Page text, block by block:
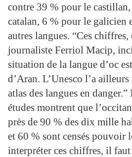
contre 39 % pour le
catalan, 6 % pour le galicien
autres langues. “Ces chiffres,
journaliste Ferriol Macip,
situation de la langue d’oc
d’Aran. L’Unesco l’a ailleurs
atlas des langues en
études montrent que
près de 90 % des dix mille
et 60 % sont censés pouvoir
interpréter ces chiffres, il